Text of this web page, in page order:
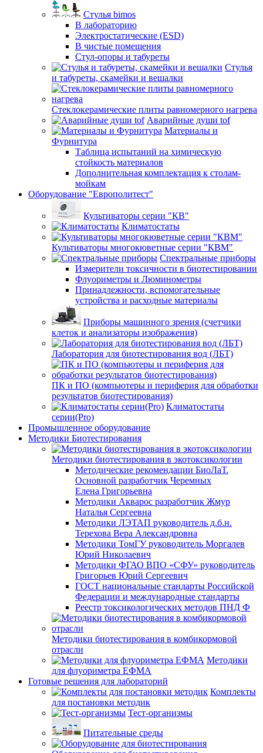
Стулья bimos
В лабораторию
Электростатические (ESD)
В чистые помещения
Стул-опоры и табуреты
Стулья
и табуреты, скамейки и вешалки
Стеклокерамические плиты равномерного нагрева
Аварийные души tof
Материалы и
Фурнитура
Таблица испытаний на химическую
стойкость материалов
Дополнительная комплектация к столам-
мойкам
Оборудование "Европолитест"
Культиваторы серии "КВ"
Климатостаты
Культиваторы многокюветные серии "КВМ"
Спектральные приборы
Измерители токсичности в биотестировании
Флуориметры и Люминометры
Принадлежности, вспомогательные
устройства и расходные материалы
Приборы машинного зрения (счетчики
клеток и анализаторы изображения)
Лаборатория для биотестирования вод (ЛБТ)
ПК и ПО (компьютеры и периферия для обработки
результатов биотестирования)
Климатостаты
серии(Pro)
Промышленное оборудование
Методики Биотестирования
Методики биотестирования в экотоксикологии
Методические рекомендации БиоЛаТ.
Основной разработчик Черемных
Елена Григорьевна
Методики Акварос разработчик Жмур
Наталья Сергеевна
Методики ЛЭТАП руководитель д.б.н.
Терехова Вера Александровна
Методики ТомГУ руководитель Моргалев
Юрий Николаевич
Методики ФГАО ВПО «СФУ» руководитель
Григорьев Юрий Сергеевич
ГОСТ национальные стандарты Российской
Федерации и международные стандарты
Реестр токсикологических методов ПНД Ф
Методики биотестирования в комбикормовой
отрасли
Методики
для флуориметра ЕФМА
Готовые решения для лабораторий
Комплекты
для постановки методик
Тест-организмы
Питательные среды